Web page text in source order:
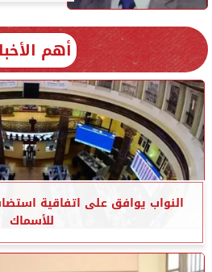
أهم
النواب يوافق على اتفاقية
للأسماك